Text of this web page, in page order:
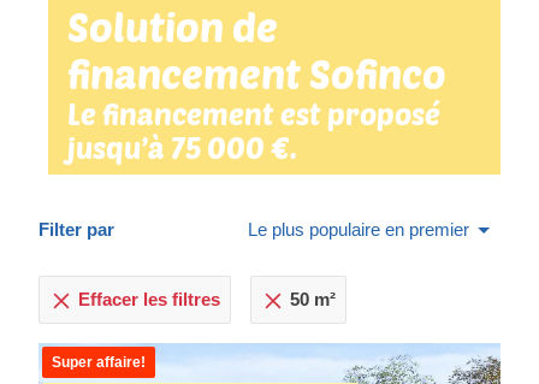
Solution de
financement Sofinco
Le financement est proposé
jusqu’à 75 000 €.
Filter par Le plus populaire en premier
Effacer les filtres 50 m²
Super affaire!